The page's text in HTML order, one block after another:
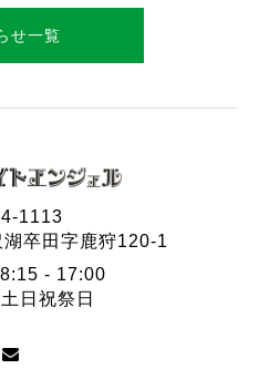
せ一覧
1113
卒田字鹿狩120-1
- 17:00
日祝祭日